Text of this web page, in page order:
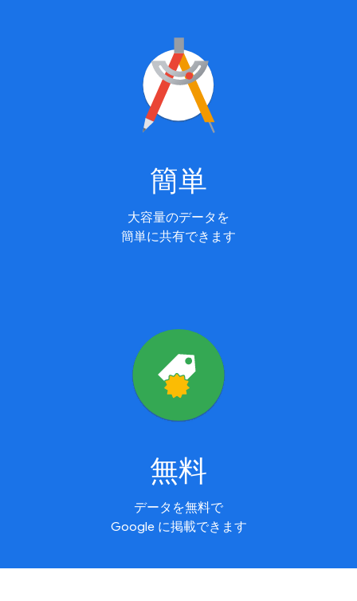
簡単
大容量のデータを
簡単に共有できます
無料
データを無料で
Google に掲載できます